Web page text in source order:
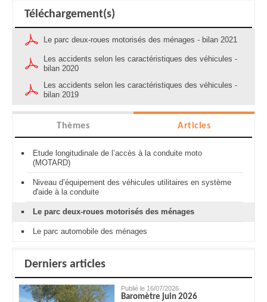
Téléchargement(s)
Le parc deux-roues motorisés des ménages - bilan 2021
Les accidents selon les caractéristiques des véhicules -
bilan 2020
Les accidents selon les caractéristiques des véhicules -
bilan 2019
Thèmes Articles
Etude longitudinale de l’accès à la conduite moto
(MOTARD)
Niveau d’équipement des véhicules utilitaires en système
d'aide à la conduite
Le parc deux-roues motorisés des ménages
Le parc automobile des ménages
Derniers articles
Publié le 16/07/2026
Baromètre juin 2026